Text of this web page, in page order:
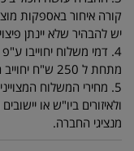
קורה איחור באספקות
יש להבהיר שלא יינתן
4. דמי משלוח יחוייבו
מתחת ל 250 ש"ח יחוייב הלקוח ב 40 ש"ח דמי משלוח.
5. מחירי המשלוח
ולאיזורים ביו"ש או
מנציגי החברה.